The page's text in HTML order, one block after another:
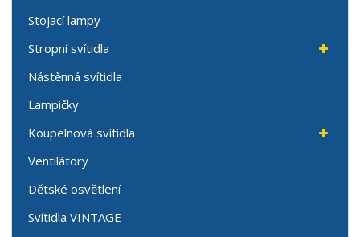
Stojací lampy
Stropní svítidla
Nástěnná svítidla
Lampičky
Koupelnová svítidla
Ventilátory
Dětské osvětlení
Svítidla VINTAGE